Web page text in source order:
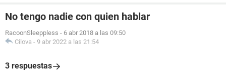
No tengo nadie con quien hablar
RacoonSleeppless - 6 abr 2018 a las 09:50
Cilova - 9 abr 2022 a las 21:54
3 respuestas